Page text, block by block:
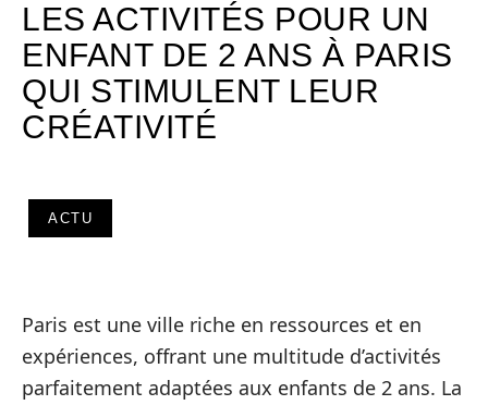
LES ACTIVITÉS POUR UN
ENFANT DE 2 ANS À PARIS
QUI STIMULENT LEUR
CRÉATIVITÉ
ACTU
Paris est une ville riche en ressources et en
expériences, offrant une multitude d’activités
parfaitement adaptées aux enfants de 2 ans. La